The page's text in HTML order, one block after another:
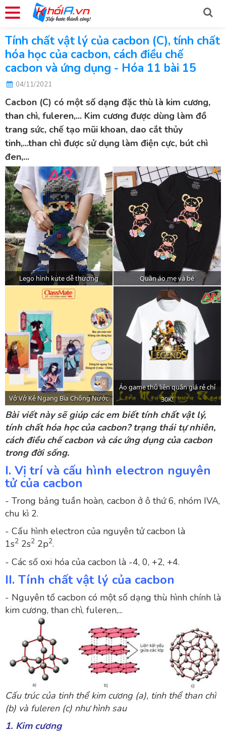
Tính chất vật lý của cacbon (C), tính chất
hóa học của cacbon, cách điều chế
cacbon và ứng dụng - Hóa 11 bài 15
04/11/2021
Cacbon (C) có một số dạng đặc thù là kim cương,
than chì, fuleren,... Kim cương được dùng làm đồ
trang sức, chế tạo mũi khoan, dao cắt thủy
tinh,...than chì được sử dụng làm điện cực, bút chì
đen,...
Bài viết này sẽ giúp các em biết tính chất vật lý,
tính chất hóa học của cacbon? trạng thái tự nhiên,
cách điều chế cacbon và các ứng dụng của cacbon
trong đời sống.
I. Vị trí và cấu hình electron nguyên
tử của cacbon
- Trong bảng tuần hoàn, cacbon ở ô thứ 6, nhóm IVA,
chu kì 2.
- Cấu hình electron của nguyên tử cacbon là
1s2 2s2 2p2.
- Các số oxi hóa của cacbon là -4, 0, +2, +4.
II. Tính chất vật lý của cacbon
- Nguyên tố cacbon có một số dạng thù hình chính là
kim cương, than chì, fuleren,...
Cấu trúc của tinh thể kim cương (a), tinh thể than chì
(b) và fuleren (c) như hình sau
1. Kim cương